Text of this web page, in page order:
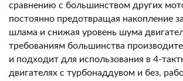
сравнению с большинством других
постоянно предотвращая накопление
шлама и снижая уровень шума
требованиям большинства
и подходит для использования в 4-
двигателях с турбонаддувом и без,